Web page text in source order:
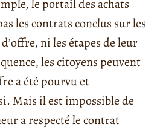
le portail des achats
les contrats conclus sur les
ni les étapes de leur
les citoyens peuvent
a été pourvu et
Mais il est impossible de
a respecté le contrat